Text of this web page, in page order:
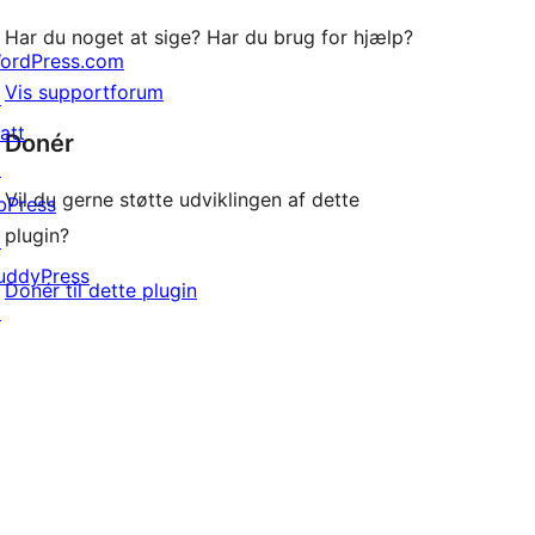
Har du noget at sige? Har du brug for hjælp?
Vis supportforum
Donér
Vil du gerne støtte udviklingen af dette
plugin?
Donér til dette plugin